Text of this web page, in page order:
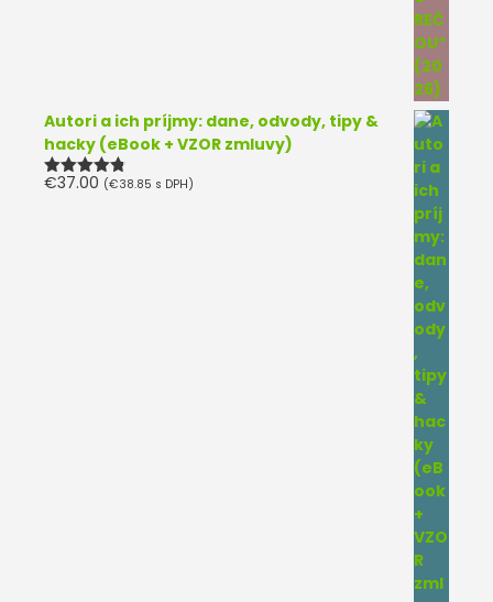
Autori a ich príjmy: dane, odvody, tipy &
hacky (eBook + VZOR zmluvy)
Hodnotenie
€37.00 (€38.85 s DPH)